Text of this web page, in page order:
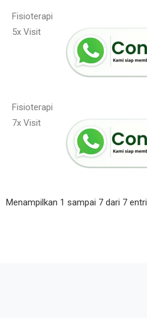
Fisioterapi
5x Visit
Fisioterapi
7x Visit
Menampilkan 1 sampai 7 dari 7 entri